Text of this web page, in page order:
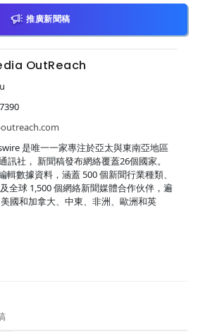
推廣新聞稿
OutReach
是唯一一家專注於亞太與東南亞地區
訊社， 新聞稿發布網絡覆蓋26個國家。
輯數據資料，涵蓋 500 個新聞行業種類、
全球 1,500 個網絡新聞媒體合作伙伴，遍
國和加拿大、中東、非洲、歐洲和英